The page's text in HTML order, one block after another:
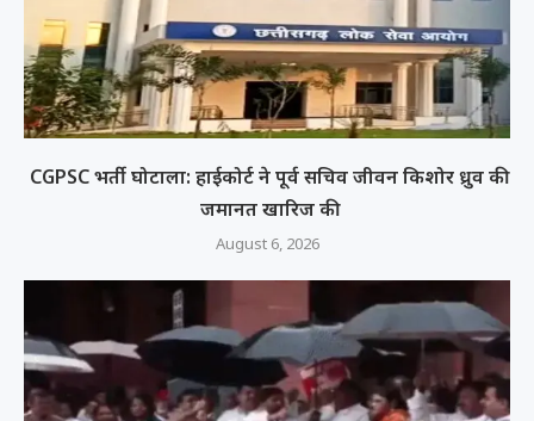
CGPSC भर्ती घोटाला: हाईकोर्ट ने पूर्व सचिव जीवन किशोर ध्रुव की
जमानत खारिज की
August 6, 2026